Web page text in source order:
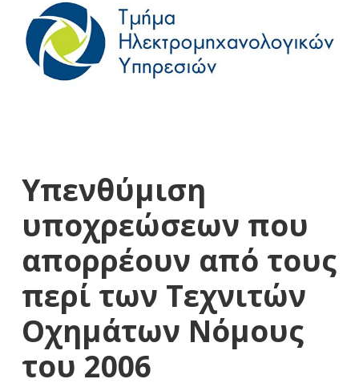
Υπενθύμιση
υποχρεώσεων που
απορρέουν από τους
περί των Τεχνιτών
Οχημάτων Νόμους
του 2006